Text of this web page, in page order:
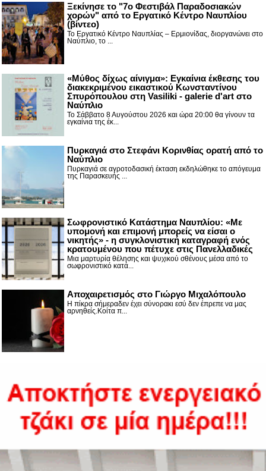
Ξεκίνησε το "7ο Φεστιβάλ Παραδοσιακών
χορών" από το Εργατικό Κέντρο Ναυπλίου
(βίντεο)
Το Εργατικό Κέντρο Ναυπλίας – Ερμιονίδας, διοργανώνει στο
Ναύπλιο, το ...
«Μύθος δίχως αίνιγμα»: Εγκαίνια έκθεσης του
διακεκριμένου εικαστικού Κωνσταντίνου
Σπυρόπουλου στη Vasiliki - galerie d'art στο
Ναύπλιο
Το Σάββατο 8 Αυγούστου 2026 και ώρα 20:00 θα γίνουν τα
εγκαίνια της έκ...
Πυρκαγιά στο Στεφάνι Κορινθίας ορατή από το
Ναύπλιο
Πυρκαγιά σε αγροτοδασική έκταση εκδηλώθηκε το απόγευμα
της Παρασκευής ...
Σωφρονιστικό Κατάστημα Ναυπλίου: «Με
υπομονή και επιμονή μπορείς να είσαι ο
νικητής» - η συγκλονιστική καταγραφή ενός
κρατουμένου που πέτυχε στις Πανελλαδικές
Μια μαρτυρία θέλησης και ψυχικού σθένους μέσα από το
σωφρονιστικό κατά...
Αποχαιρετισμός στο Γιώργο Μιχαλόπουλο
Η πίκρα σήμεραδεν έχει σύνορακι εσύ δεν έπρεπε να μας
αρνηθείς.Κοίτα π...